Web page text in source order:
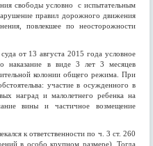
свободы условно с испытательным
правил дорожного движения
повлекшее по неосторожности
от 13 августа 2015 года условное
наказание в виде 3 лет 3 месяцев
колонии общего режима. При
участие в осужденного в
наград и малолетнего ребенка на
вины и частичное возмещение
к ответственности по ч. 3 ст. 260
в особо крупном размере). Тогда